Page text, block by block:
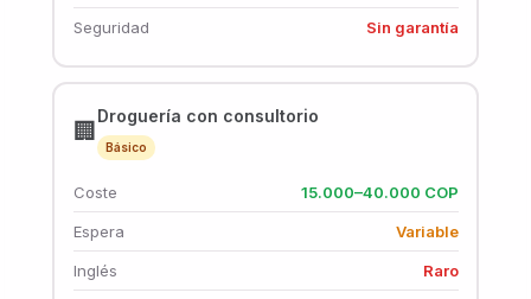
Seguridad Sin garantía
🏢
Droguería con consultorio
Básico
Coste 15.000–40.000 COP
Espera Variable
Inglés Raro